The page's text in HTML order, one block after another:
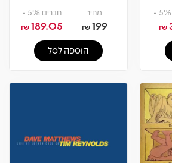
₪
מחיר
199
₪
חברים 5% -
189.05
₪
הוספה לסל